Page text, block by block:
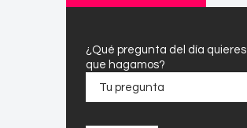
¿Qué pregunta del día quieres
que hagamos?